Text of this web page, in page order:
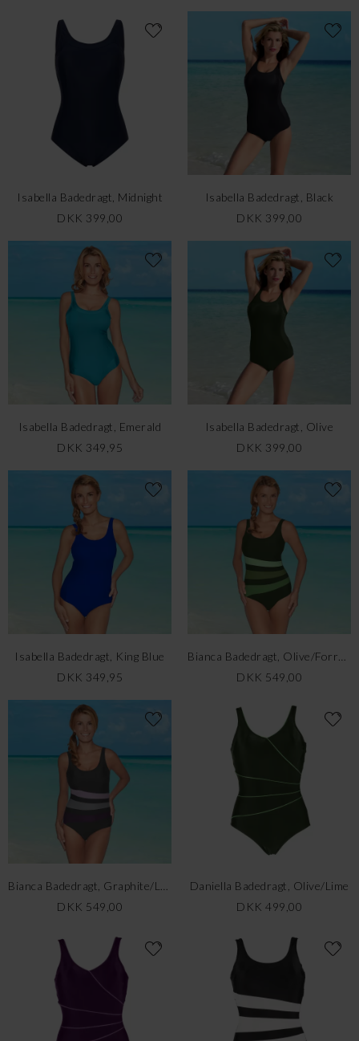
Isabella Badedragt, Midnight
DKK 399,00
Isabella Badedragt, Black
DKK 399,00
Isabella Badedragt, Emerald
DKK 349,95
Isabella Badedragt, Olive
DKK 399,00
Isabella Badedragt, King Blue
DKK 349,95
DKK 549,00
DKK 549,00
Daniella Badedragt, Olive/Lime
DKK 499,00